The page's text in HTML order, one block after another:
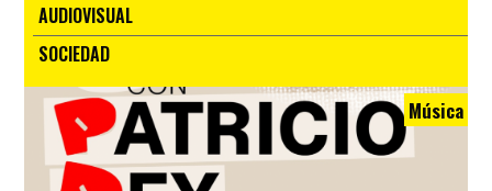
AUDIOVISUAL
SOCIEDAD
Música